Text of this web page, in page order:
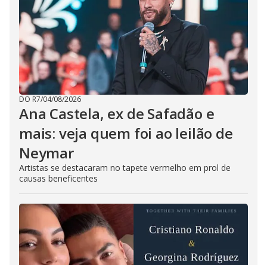
DO R7/04/08/2026
Ana Castela, ex de Safadão e
mais: veja quem foi ao leilão de
Neymar
Artistas se destacaram no tapete vermelho em prol de
causas beneficentes